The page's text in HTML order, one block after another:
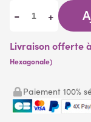
- +
Livraison offerte
Hexagonale)
Paiement 100%